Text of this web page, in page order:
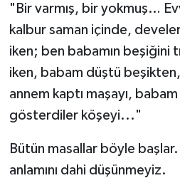
"Bir varmış, bir yokmuş…
kalbur saman içinde,
iken; ben babamın beşiğini
iken, babam düştü beşikten,
annem kaptı maşayı,
gösterdiler köşeyi..."
Bütün masallar böyle
anlamını dahi düşünmeyiz.